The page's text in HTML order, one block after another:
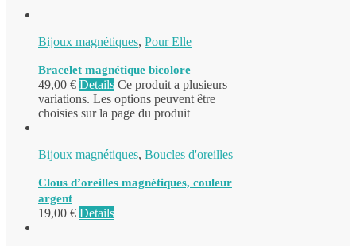
Bijoux magnétiques, Pour Elle
Bracelet magnétique bicolore
49,00 € Details Ce produit a plusieurs
variations. Les options peuvent être
choisies sur la page du produit
Bijoux magnétiques, Boucles d'oreilles
Clous d’oreilles magnétiques, couleur
argent
19,00 € Details